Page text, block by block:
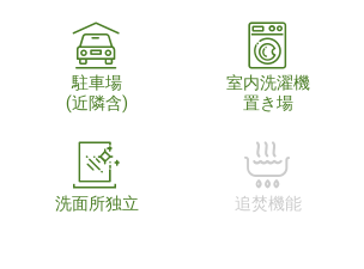
駐車場
(近隣含)
室内洗濯機
置き場
洗面所独立 追焚機能